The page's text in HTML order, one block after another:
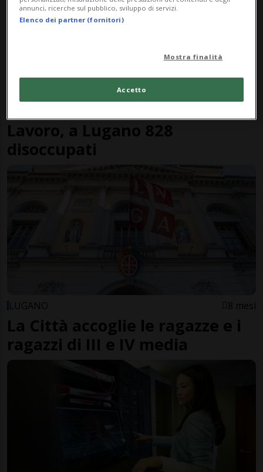
Lavoro, a Lugano 828
disoccupati
LUGANO 8 mesi
La Città accoglie le ragazze e i
ragazzi di III e IV media
annunci, ricerche sul pubblico, sviluppo di servizi.
Elenco dei partner (fornitori)
Mostra finalità
Accetto